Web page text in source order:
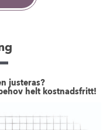
justeras?
helt kostnadsfritt!